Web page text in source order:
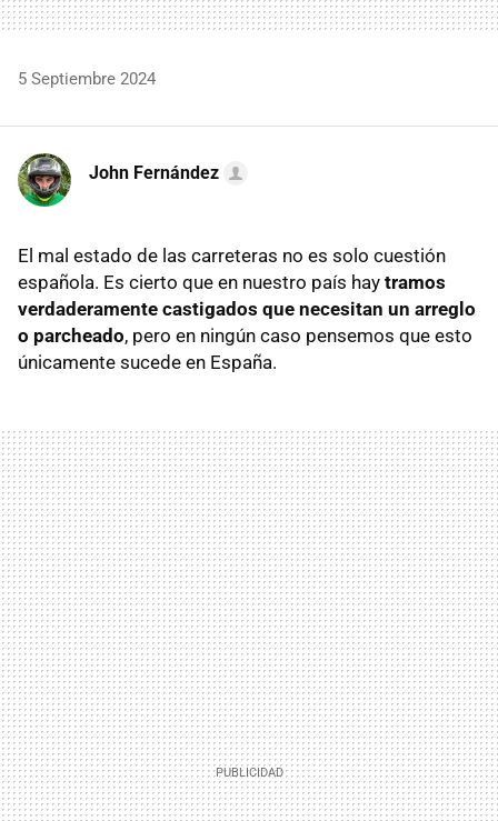
5 Septiembre 2024
John Fernández
El mal estado de las carreteras no es solo cuestión
española. Es cierto que en nuestro país hay tramos
verdaderamente castigados que necesitan un arreglo
o parcheado, pero en ningún caso pensemos que esto
únicamente sucede en España.